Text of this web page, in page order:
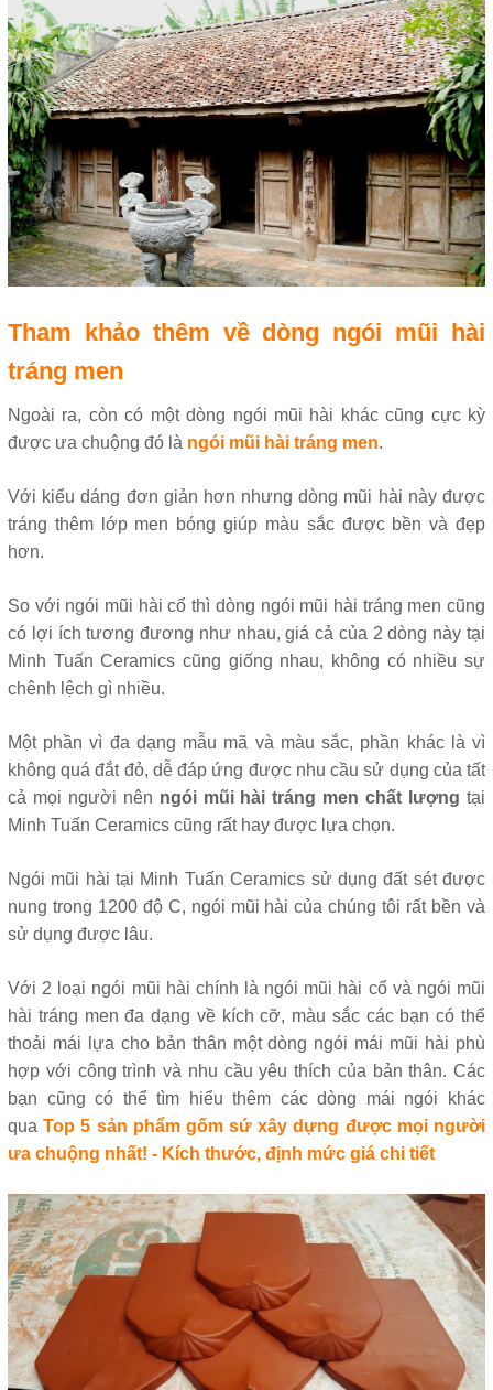
Tham khảo thêm về dòng ngói mũi hài
tráng men
Ngoài ra, còn có một dòng ngói mũi hài khác cũng cực kỳ
được ưa chuộng đó là ngói mũi hài tráng men.
Với kiểu dáng đơn giản hơn nhưng dòng mũi hài này được
tráng thêm lớp men bóng giúp màu sắc được bền và đẹp
hơn.
So với ngói mũi hài cổ thì dòng ngói mũi hài tráng men cũng
có lợi ích tương đương như nhau, giá cả của 2 dòng này tại
Minh Tuấn Ceramics cũng giống nhau, không có nhiều sự
chênh lệch gì nhiều.
Một phần vì đa dạng mẫu mã và màu sắc, phần khác là vì
không quá đắt đỏ, dễ đáp ứng được nhu cầu sử dụng của tất
cả mọi người nên ngói mũi hài tráng men chất lượng tại
Minh Tuấn Ceramics cũng rất hay được lựa chọn.
Ngói mũi hài tại Minh Tuấn Ceramics sử dụng đất sét được
nung trong 1200 độ C, ngói mũi hài của chúng tôi rất bền và
sử dụng được lâu.
Với 2 loại ngói mũi hài chính là ngói mũi hài cổ và ngói mũi
hài tráng men đa dạng về kích cỡ, màu sắc các bạn có thể
thoải mái lựa cho bản thân một dòng ngói mái mũi hài phù
hợp với công trình và nhu cầu yêu thích của bản thân. Các
bạn cũng có thể tìm hiểu thêm các dòng mái ngói khác
quaTop 5 sản phẩm gốm sứ xây dựng được mọi người
ưa chuộng nhất! - Kích thước, định mức giá chi tiết